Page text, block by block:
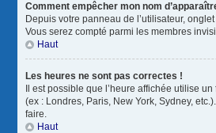
Comment empêcher mon nom
Depuis votre panneau de l’utilisateur,
Vous serez compté parmi les membres
Haut
Les heures ne sont pas correctes !
Il est possible que l’heure affichée utilise
(ex : Londres, Paris, New York, Sydney,
faire.
Haut